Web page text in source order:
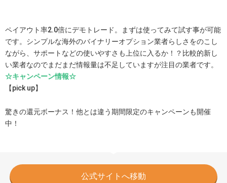
ペイアウト率2.0倍にデモトレード。まずは使ってみて試す事が可能
です。シンプルな海外のバイナリーオプション業者らしさをのこし
ながら、サポートなどの使いやすさも上位に入るか！？比較的新し
い業者なのでまだまだ情報量は不足していますが注目の業者です。
☆キャンペーン情報☆
【pick up】
驚きの還元ボーナス！他とは違う期間限定のキャンペーンも開催
中！
公式サイトへ移動